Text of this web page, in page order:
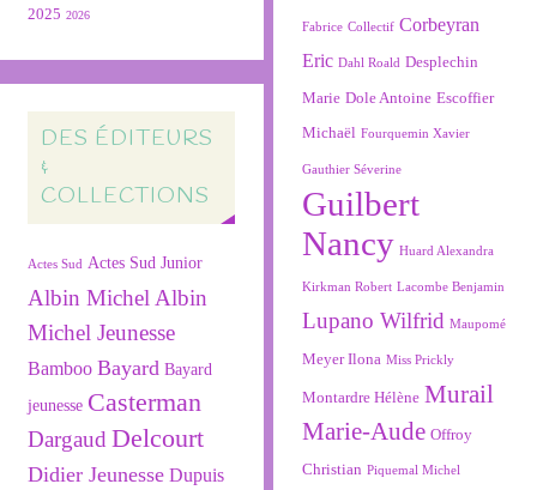
2025 2026
DES ÉDITEURS
&
COLLECTIONS
Actes Sud Actes Sud Junior
Albin Michel Albin
Michel Jeunesse
Bamboo Bayard Bayard
jeunesse Casterman
Dargaud Delcourt
Didier Jeunesse Dupuis
Fabrice Collectif Corbeyran
Eric Dahl Roald Desplechin
Marie Dole Antoine Escoffier
Michaël Fourquemin Xavier
Gauthier Séverine
Guilbert
Nancy Huard Alexandra
Kirkman Robert Lacombe Benjamin
Lupano Wilfrid Maupomé
Meyer Ilona Miss Prickly
Montardre Hélène Murail
Marie-Aude Offroy
Christian Piquemal Michel